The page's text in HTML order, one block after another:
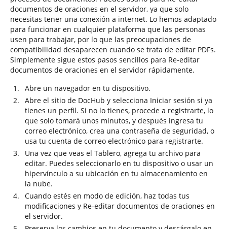
documentos de oraciones en el servidor, ya que solo
necesitas tener una conexión a internet. Lo hemos adaptado
para funcionar en cualquier plataforma que las personas
usen para trabajar, por lo que las preocupaciones de
compatibilidad desaparecen cuando se trata de editar PDFs.
Simplemente sigue estos pasos sencillos para Re-editar
documentos de oraciones en el servidor rápidamente.
Abre un navegador en tu dispositivo.
Abre el sitio de DocHub y selecciona Iniciar sesión si ya
tienes un perfil. Si no lo tienes, procede a registrarte, lo
que solo tomará unos minutos, y después ingresa tu
correo electrónico, crea una contraseña de seguridad, o
usa tu cuenta de correo electrónico para registrarte.
Una vez que veas el Tablero, agrega tu archivo para
editar. Puedes seleccionarlo en tu dispositivo o usar un
hipervínculo a su ubicación en tu almacenamiento en
la nube.
Cuando estés en modo de edición, haz todas tus
modificaciones y Re-editar documentos de oraciones en
el servidor.